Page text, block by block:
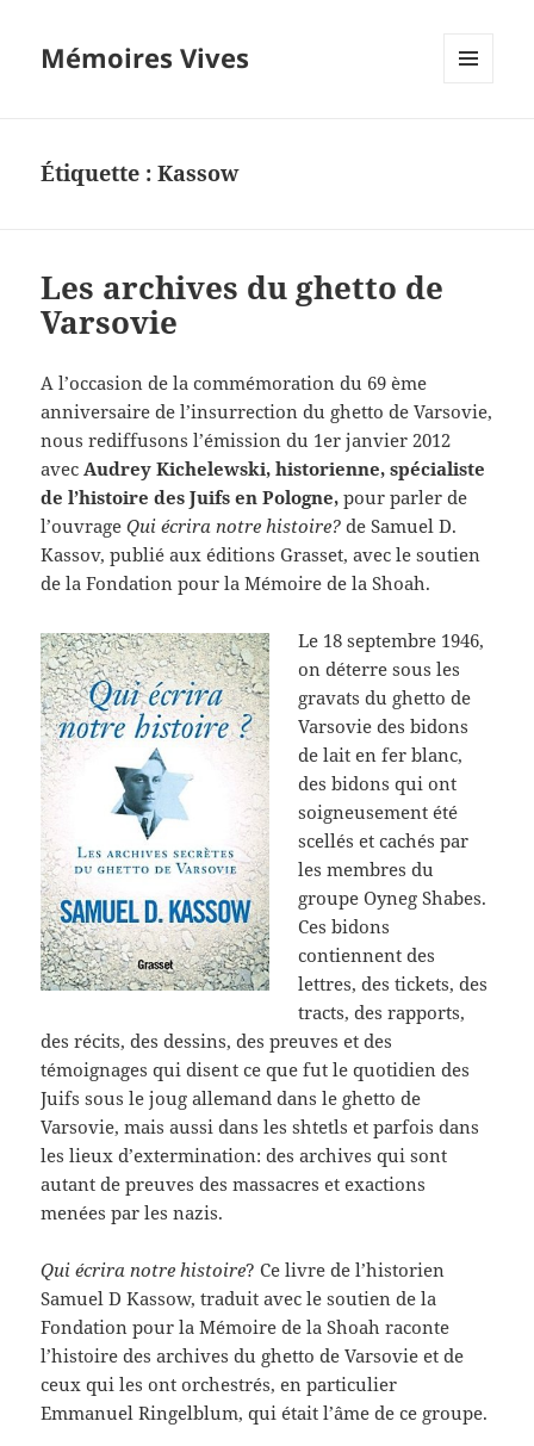
Mémoires Vives
Étiquette :Kassow
Les archives du ghetto de
Varsovie
A l’occasion de la commémoration du 69 ème
anniversaire de l’insurrection du ghetto de Varsovie,
nous rediffusons l’émission du 1er janvier 2012
avecAudrey Kichelewski, historienne, spécialiste
de l’histoire des Juifs en Pologne, pour parler de
l’ouvrageQui écrira notre histoire? de Samuel D.
Kassov, publié aux éditions Grasset, avec le soutien
de la Fondation pour la Mémoire de la Shoah.
Le 18 septembre 1946,
on déterre sous les
gravats du ghetto de
Varsovie des bidons
de lait en fer blanc,
des bidons qui ont
soigneusement été
scellés et cachés par
les membres du
groupe Oyneg Shabes.
Ces bidons
contiennent des
lettres, des tickets, des
tracts, des rapports,
des récits, des dessins, des preuves et des
témoignages qui disent ce que fut le quotidien des
Juifs sous le joug allemand dans le ghetto de
Varsovie, mais aussi dans les shtetls et parfois dans
les lieux d’extermination: des archives qui sont
autant de preuves des massacres et exactions
menées par les nazis.
Qui écrira notre histoire? Ce livre de l’historien
Samuel D Kassow, traduit avec le soutien de la
Fondation pour la Mémoire de la Shoah raconte
l’histoire des archives du ghetto de Varsovie et de
ceux qui les ont orchestrés, en particulier
Emmanuel Ringelblum, qui était l’âme de ce groupe.